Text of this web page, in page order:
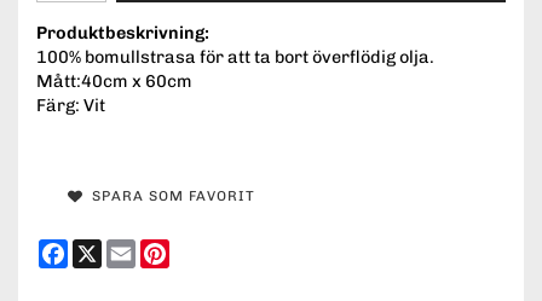
Produktbeskrivning:
100% bomullstrasa för att ta bort överflödig olja.
Mått:40cm x 60cm
Färg: Vit
SPARA SOM FAVORIT
Facebook
X Email